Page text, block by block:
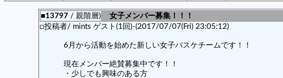
■13797 / 親階層)
女子メンバー募集！！！
□投稿者/ mints ゲスト(1回)-(2017/07/07(Fri) 23:05:12)
6月から活動を始めた新しい女子バスケチームです！！
現在メンバー絶賛募集中です！！
・少しでも興味のある方